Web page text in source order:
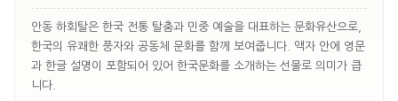
안동 하회탈은 한국 전통 탈춤과 민중 예술을 대표하는 문화유산으로,
한국의 유쾌한 풍자와 공동체 문화를 함께 보여줍니다. 액자 안에 영문
과 한글 설명이 포함되어 있어 한국문화를 소개하는 선물로 의미가 큽
니다.